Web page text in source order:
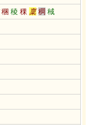
稛 稜 稞 稟 稠 稢